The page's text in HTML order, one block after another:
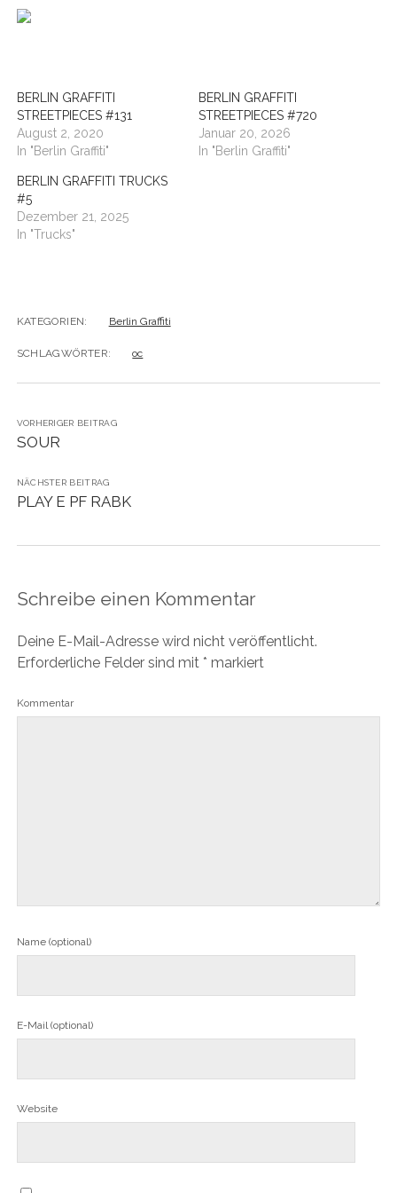
BERLIN GRAFFITI
STREETPIECES #131
August 2, 2020
In "Berlin Graffiti"
BERLIN GRAFFITI
STREETPIECES #720
Januar 20, 2026
In "Berlin Graffiti"
BERLIN GRAFFITI TRUCKS
#5
Dezember 21, 2025
In "Trucks"
KATEGORIEN: Berlin Graffiti
SCHLAGWÖRTER: oc
VORHERIGER BEITRAG
SOUR
NÄCHSTER BEITRAG
PLAY E PF RABK
Schreibe einen Kommentar
Deine E-Mail-Adresse wird nicht veröffentlicht.
Erforderliche Felder sind mit * markiert
Kommentar
Name (optional)
E-Mail (optional)
Website